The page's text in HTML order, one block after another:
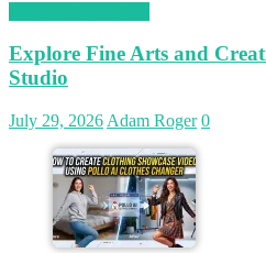
Explore Fine Arts and
Studio
July 29, 2026 Adam Roger 0